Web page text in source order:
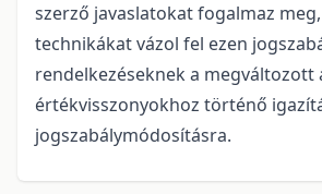
szerző javaslatokat fogalmaz
technikákat vázol fel ezen
rendelkezéseknek a megváltozott
értékvisszonyokhoz történő
jogszabálymódosításra.